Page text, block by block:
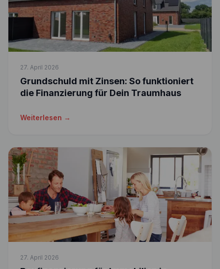
27. April 2026
Grundschuld mit Zinsen: So funktioniert
die Finanzierung für Dein Traumhaus
Weiterlesen →
27. April 2026